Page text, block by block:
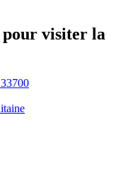
visiter la